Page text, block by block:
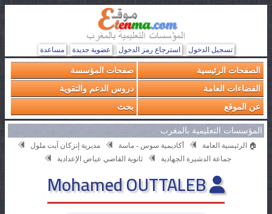
تسجيل الدخول استرجاع رمز الدخول عضوية جديدة مساعدة
الصفحات الرئيسية
صفحات المؤسسة
الفضاءات العامة
دروس الدعم والتقوية
عن الموقع
بحث
المؤسسات التعليمية بالمغرب
🏠 الرئيسية العامة أكاديمية سوس - ماسة
مديرية إنزكان آيت ملول
جماعة الدشيرة الجهادية
ثانوية القاضي عياض الإعدادية
Mohamed OUTTALEB